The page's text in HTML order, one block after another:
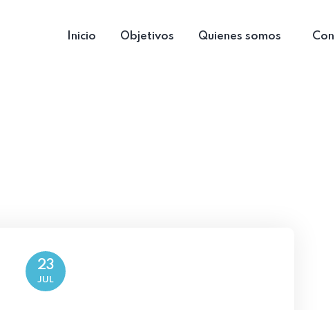
Inicio Objetivos Quienes somos
23
JUL